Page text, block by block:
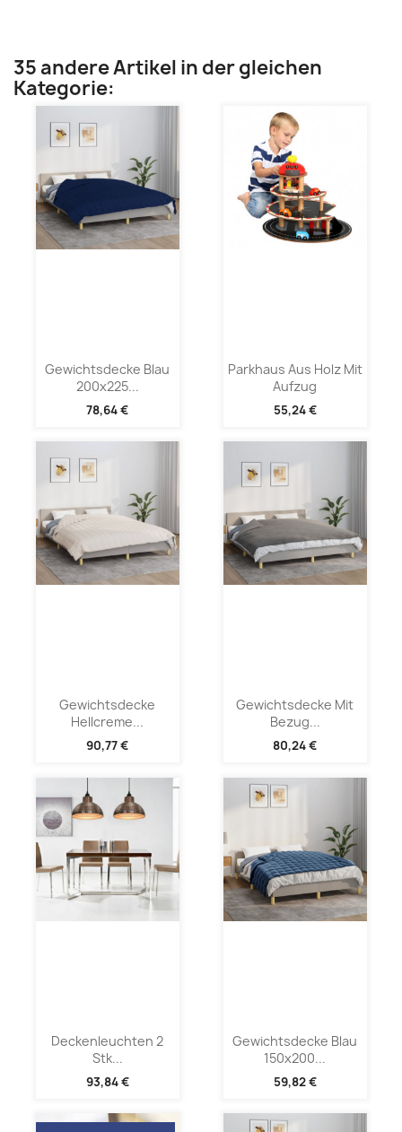
35 andere Artikel in der gleichen
Kategorie:
Gewichtsdecke Blau
200x225...
78,64 €
Parkhaus Aus Holz Mit
Aufzug
55,24 €
Gewichtsdecke
Hellcreme...
90,77 €
Gewichtsdecke Mit
Bezug...
80,24 €
Deckenleuchten 2
Stk...
93,84 €
Gewichtsdecke Blau
150x200...
59,82 €